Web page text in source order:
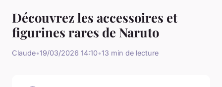
Découvrez les accessoires et
figurines rares de Naruto
Claude•19/03/2026 14:10•13 min de lecture